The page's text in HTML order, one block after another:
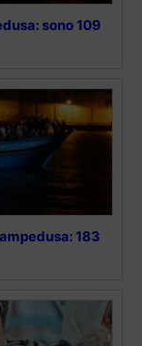
sono 109
183